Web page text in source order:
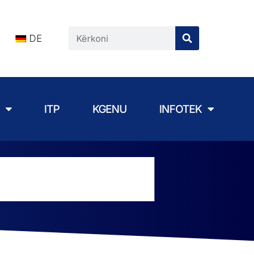
DE
ITP KGENU INFOTEK